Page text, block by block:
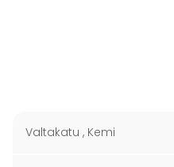
Valtakatu , Kemi